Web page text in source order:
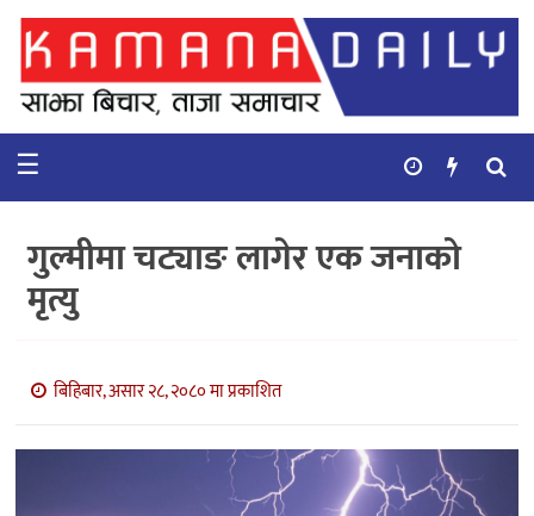
गृहपृष्ठ
समाचार
कुटनिती
कुराकानी
बाणिज्य
भिडियो
☰
गुल्मीमा चट्याङ लागेर एक जनाको
मृत्यु
बिहिबार, असार २८, २०८० मा प्रकाशित